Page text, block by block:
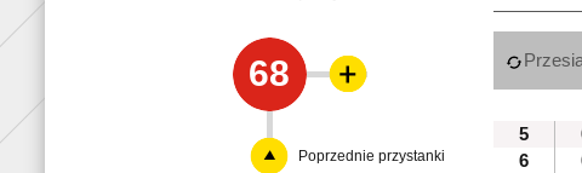
68
5
6
Poprzednie przystanki